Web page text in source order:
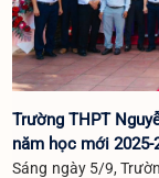
Trường THPT
năm học mới 2025-
Sáng ngày 5/9,